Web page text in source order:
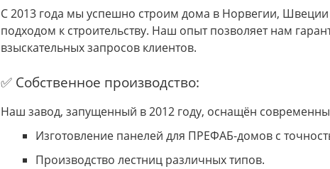
С 2013 года мы успешно строим дома в Норвегии,
подходом к строительству. Наш опыт позволяет нам
взыскательных запросов клиентов.
✅ Собственное производство:
Наш завод, запущенный в 2012 году, оснащён
Изготовление панелей для ПРЕФАБ-домов с
Производство лестниц различных типов.